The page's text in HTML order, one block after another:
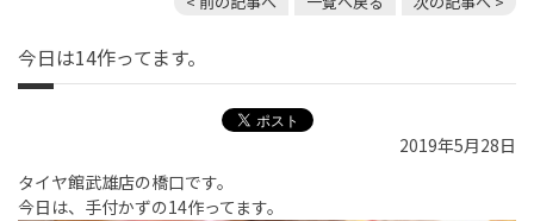
今日は14作ってます。
2019年5月28日
タイヤ館武雄店の橋口です。
今日は、手付かずの14作ってます。